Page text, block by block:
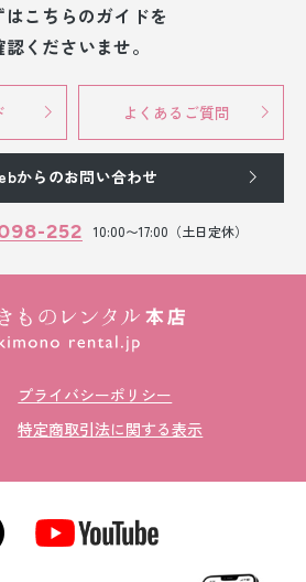
はこちらのガイドを
認くださいませ。
よくあるご質問
からのお問い合わせ
252 10:00〜17:00（土日定休）
プライバシーポリシー
特定商取引法に関する表示